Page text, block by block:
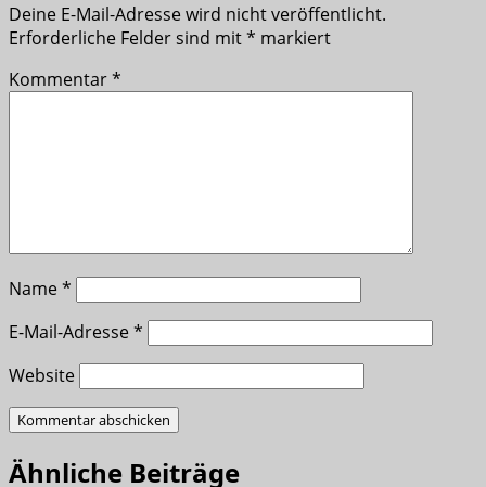
Deine E-Mail-Adresse wird nicht veröffentlicht.
Erforderliche Felder sind mit* markiert
Kommentar*
Name*
E-Mail-Adresse*
Website
Ähnliche Beiträge